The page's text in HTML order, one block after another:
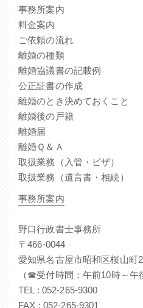
事務所案内
料金案内
ご依頼の流れ
離婚の種類
離婚協議書の記載例
公正証書の作成
離婚のとき決めておくこと
離婚後の戸籍
離婚届
離婚Ｑ＆Ａ
取扱業務（入管・ビザ）
取扱業務（遺言書・相続）
事務所案内
野口行政書士事務所
〒466-0044
愛知県名古屋市昭和区桜山町
（☎受付時間：午前10時～午
TEL : 052-265-9300
FAX : 052-265-9301